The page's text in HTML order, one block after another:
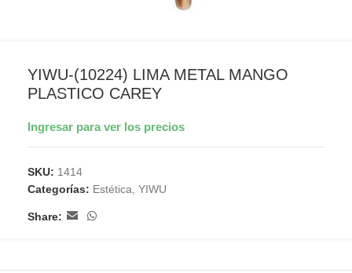
YIWU-(10224) LIMA METAL MANGO
PLASTICO CAREY
Ingresar para ver los precios
SKU: 1414
Categorías: Estética YIWU
Share: